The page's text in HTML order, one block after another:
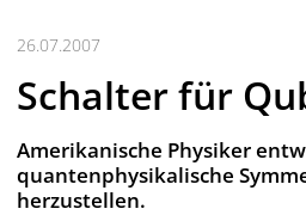
26.07.2007
Schalter für
Amerikanische Physiker
quantenphysikalische
herzustellen.